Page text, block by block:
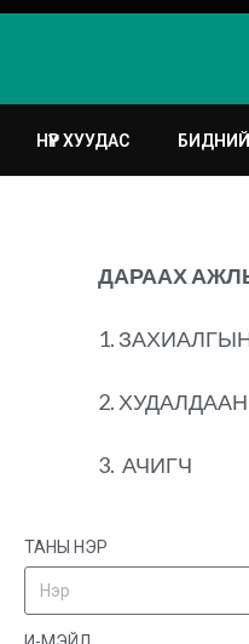
НҮҮР ХУУДАС
ДАРААХ
1.
2.
3. АЧИГЧ
ТАНЫ НЭР